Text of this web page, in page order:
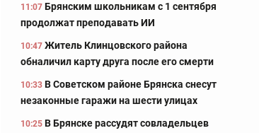
11:07 Брянским школьникам с 1 сентября
продолжат преподавать ИИ
10:47 Житель Клинцовского района
обналичил карту друга после его смерти
10:33 В Советском районе Брянска снесут
незаконные гаражи на шести улицах
10:25 В Брянске рассудят совладельцев